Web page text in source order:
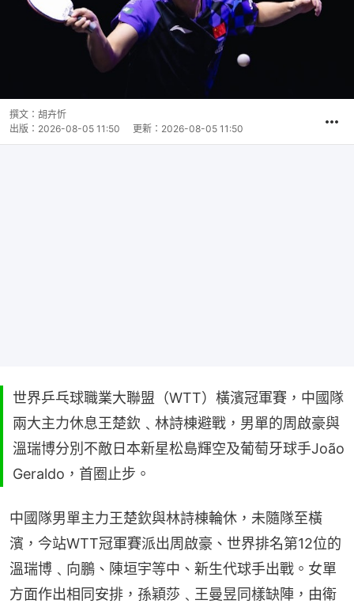
撰文： 胡卉忻
出版： 2026-08-05 11:50 更新： 2026-08-05 11:50
世界乒乓球職業大聯盟（WTT）橫濱冠軍賽，中國隊
兩大主力休息王楚欽﹑林詩棟避戰，男單的周啟豪與
溫瑞博分別不敵日本新星松島輝空及葡萄牙球手João
Geraldo，首圈止步。
中國隊男單主力王楚欽與林詩棟輪休，未隨隊至橫
濱，今站WTT冠軍賽派出周啟豪、世界排名第12位的
溫瑞博﹑向鵬、陳垣宇等中、新生代球手出戰。女單
方面作出相同安排，孫穎莎﹑王曼昱同樣缺陣，由衛